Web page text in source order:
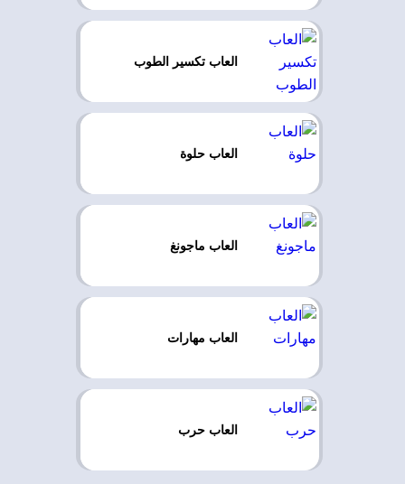
العاب تكسير الطوب
العاب حلوة
العاب ماجونغ
العاب مهارات
العاب حرب